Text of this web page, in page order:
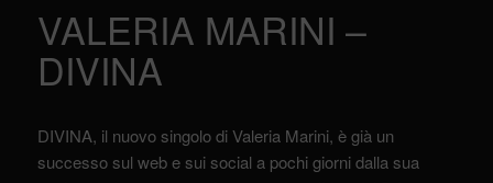
VALERIA MARINI –
DIVINA
DIVINA, il nuovo singolo di Valeria Marini, è già un
successo sul web e sui social a pochi giorni dalla sua